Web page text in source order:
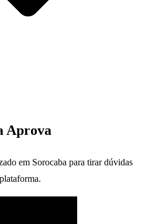
Aprova
em Sorocaba para tirar dúvidas